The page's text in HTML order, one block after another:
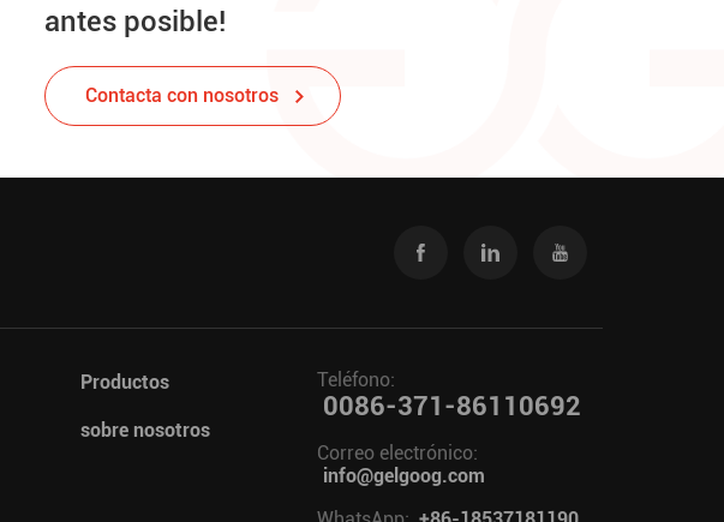
antes posible!
Contacta con nosotros
Productos
sobre nosotros
Teléfono:
0086-371-86110692
Correo electrónico:
info@gelgoog.com